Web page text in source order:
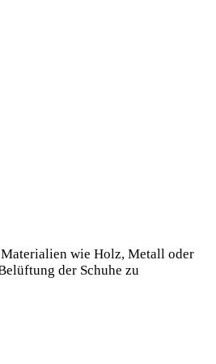
wie Holz, Metall oder
der Schuhe zu